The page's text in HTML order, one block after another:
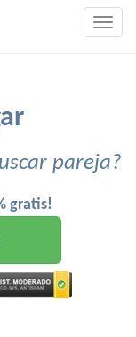
pareja?
gratis!